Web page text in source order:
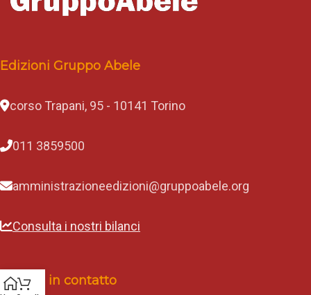
Edizioni Gruppo Abele
corso Trapani, 95 - 10141 Torino
011 3859500
amministrazioneedizioni@gruppoabele.org
Consulta i nostri bilanci
Rimani in contatto